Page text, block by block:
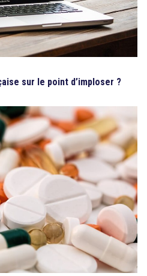
sur le point d’imploser ?